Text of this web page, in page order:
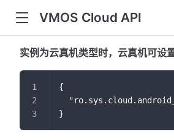
VMOS Cloud API
实例为云真机类型时，云真机可设
{
}